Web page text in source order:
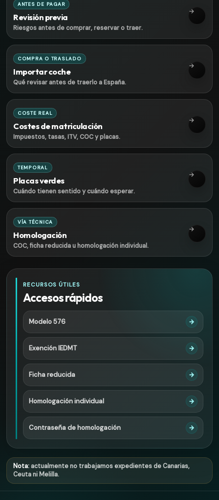
ANTES DE PAGAR
Revisión previa
Riesgos antes de comprar, reservar o traer.
→
COMPRA O TRASLADO
Importar coche
Qué revisar antes de traerlo a España.
→
COSTE REAL
Costes de matriculación
Impuestos, tasas, ITV, COC y placas.
→
TEMPORAL
Placas verdes
Cuándo tienen sentido y cuándo esperar.
→
VÍA TÉCNICA
Homologación
COC, ficha reducida u homologación individual.
→
RECURSOS ÚTILES
Accesos rápidos
Modelo 576 →
Exención IEDMT →
Ficha reducida →
Homologación individual →
Contraseña de homologación →
Nota:actualmente no trabajamos expedientes de Canarias,
Ceuta ni Melilla.